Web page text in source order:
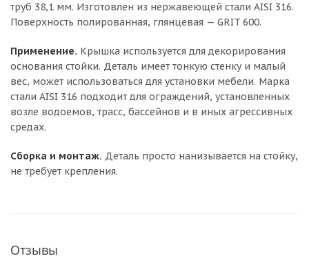
труб 38,1 мм. Изготовлен из нержавеющей стали AISI 316.
Поверхность полированная, глянцевая — GRIT 600.
Применение. Крышка используется для декорирования
основания стойки. Деталь имеет тонкую стенку и малый
вес, может использоваться для установки мебели. Марка
стали AISI 316 подходит для ограждений, установленных
возле водоемов, трасс, бассейнов и в иных агрессивных
средах.
Сборка и монтаж. Деталь просто нанизывается на стойку,
не требует крепления.
Отзывы